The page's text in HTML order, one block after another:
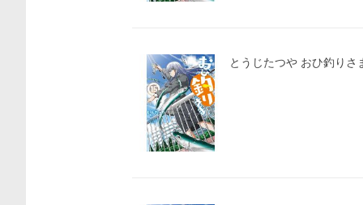
とうじたつや おひ釣り